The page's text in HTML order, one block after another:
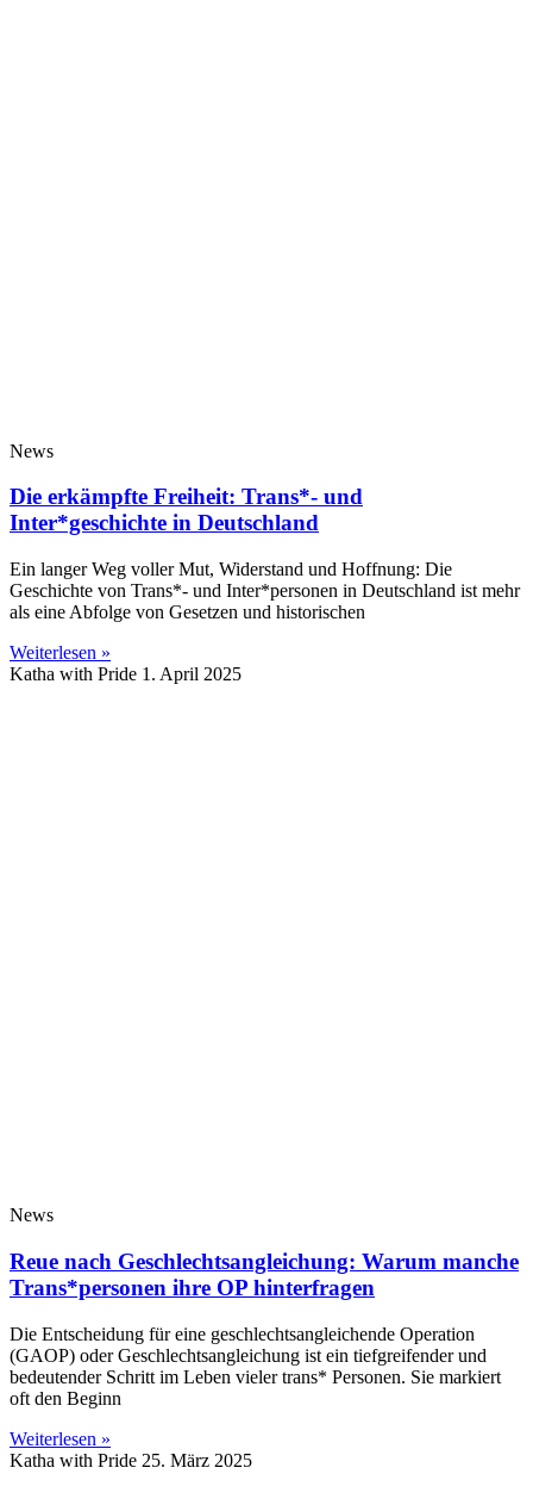
News
Die erkämpfte Freiheit: Trans*- und
Inter*geschichte in Deutschland
Ein langer Weg voller Mut, Widerstand und Hoffnung: Die
Geschichte von Trans*- und Inter*personen in Deutschland ist mehr
als eine Abfolge von Gesetzen und historischen
Weiterlesen »
Katha with Pride 1. April 2025
News
Reue nach Geschlechtsangleichung: Warum manche
Trans*personen ihre OP hinterfragen
Die Entscheidung für eine geschlechtsangleichende Operation
(GAOP) oder Geschlechtsangleichung ist ein tiefgreifender und
bedeutender Schritt im Leben vieler trans* Personen. Sie markiert
oft den Beginn
Weiterlesen »
Katha with Pride 25. März 2025